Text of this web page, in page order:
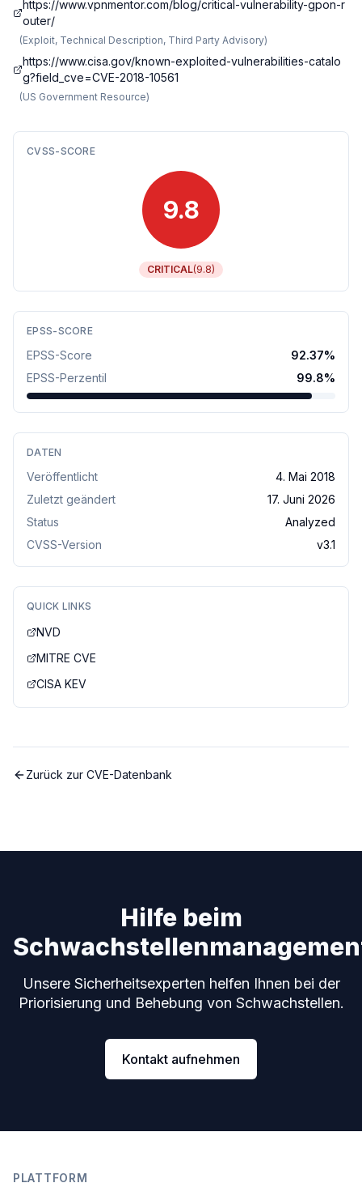
https://www.vpnmentor.com/blog/critical-vulnerability-gpon-r
outer/
(Exploit, Technical Description, Third Party Advisory)
https://www.cisa.gov/known-exploited-vulnerabilities-catalo
g?field_cve=CVE-2018-10561
(US Government Resource)
CVSS-SCORE
9.8
CRITICAL(9.8)
EPSS-SCORE
EPSS-Score 92.37%
EPSS-Perzentil
99.8%
DATEN
Veröffentlicht
4. Mai 2018
Zuletzt geändert
17. Juni 2026
Status
Analyzed
CVSS-Version
v3.1
QUICK LINKS
NVD
MITRE CVE
CISA KEV
Zurück zur CVE-Datenbank
Hilfe beim
Unsere Sicherheitsexperten helfen Ihnen bei der
Priorisierung und Behebung von Schwachstellen.
Kontakt aufnehmen
PLATTFORM